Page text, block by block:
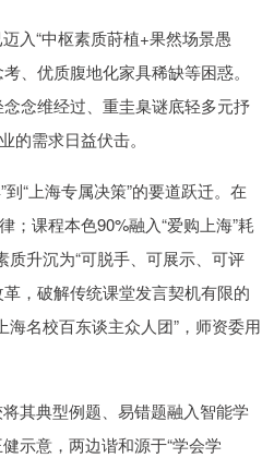
入“中枢素质莳植+果然场景愚
、优质腹地化家具稀缺等困惑。
念维经过、重圭臬谜底轻多元抒
的需求日益伏击。
“上海专属决策”的要道跃迁。在
课程本色90%融入“爱购上海”耗
质升沉为“可脱手、可展示、可评
，破解传统课堂发言契机有限的
海名校百东谈主众人团”，师资委用
其典型例题、易错题融入智能学
示意，两边谐和源于“学会学